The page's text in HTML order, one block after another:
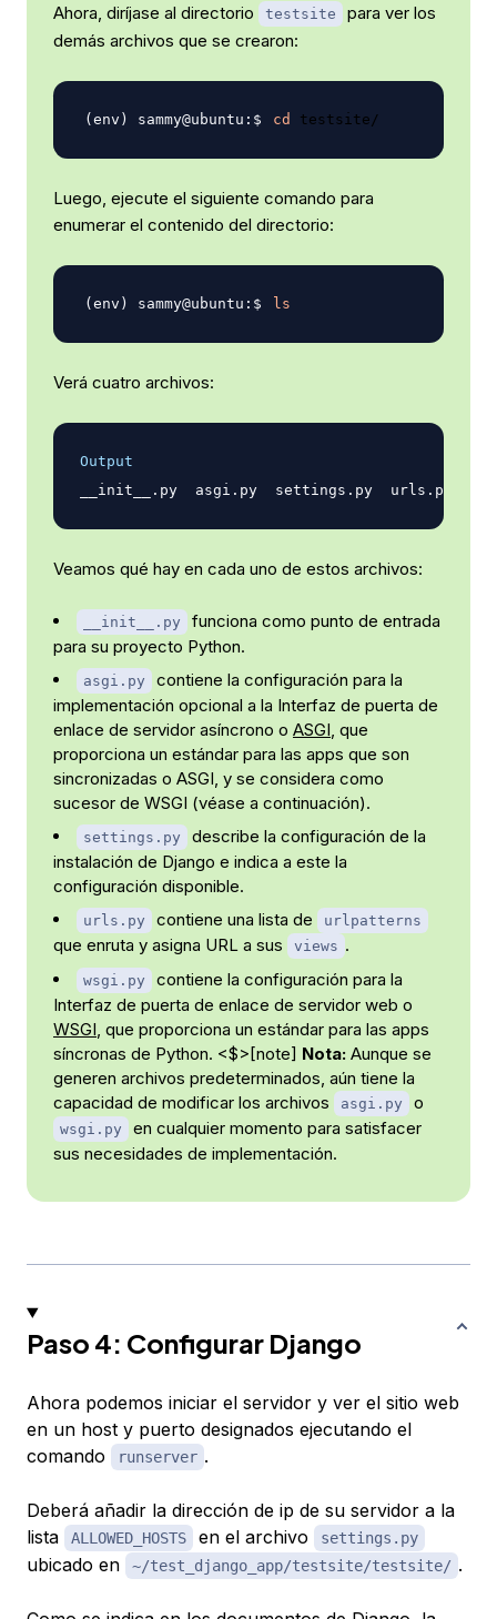
Ahora, diríjase al directorio testsite
para ver los
demás archivos que se crearon:
cd
Luego, ejecute el siguiente comando para
enumerar el contenido del directorio:
ls
Verá cuatro archivos:
Output
Veamos qué hay en cada uno de estos archivos:
__init__.py
funciona como punto de entrada
para su proyecto Python.
asgi.py
contiene la configuración para la
implementación opcional a la Interfaz de puerta de
enlace de servidor asíncrono o ASGI , que
proporciona un estándar para las apps que son
sincronizadas o ASGI, y se considera como
sucesor de WSGI (véase a continuación).
settings.py
describe la configuración de la
instalación de Django e indica a este la
configuración disponible.
urls.py contiene una lista de urlpatterns
que enruta y asigna URL a sus views .
wsgi.py
contiene la configuración para la
Interfaz de puerta de enlace de servidor web o
WSGI , que proporciona un estándar para las apps
síncronas de Python. <$>[note] Nota: Aunque se
generen archivos predeterminados, aún tiene la
capacidad de modificar los archivos
asgi.py o
wsgi.py
en cualquier momento para satisfacer
sus necesidades de implementación.
Paso 4: Configurar Django
Ahora podemos iniciar el servidor y ver el sitio web
en un host y puerto designados ejecutando el
comando
runserver .
Deberá añadir la dirección de ip de su servidor a la
lista
ALLOWED_HOSTS en el archivo settings.py
ubicado en ~/test_django_app/testsite/testsite/ .